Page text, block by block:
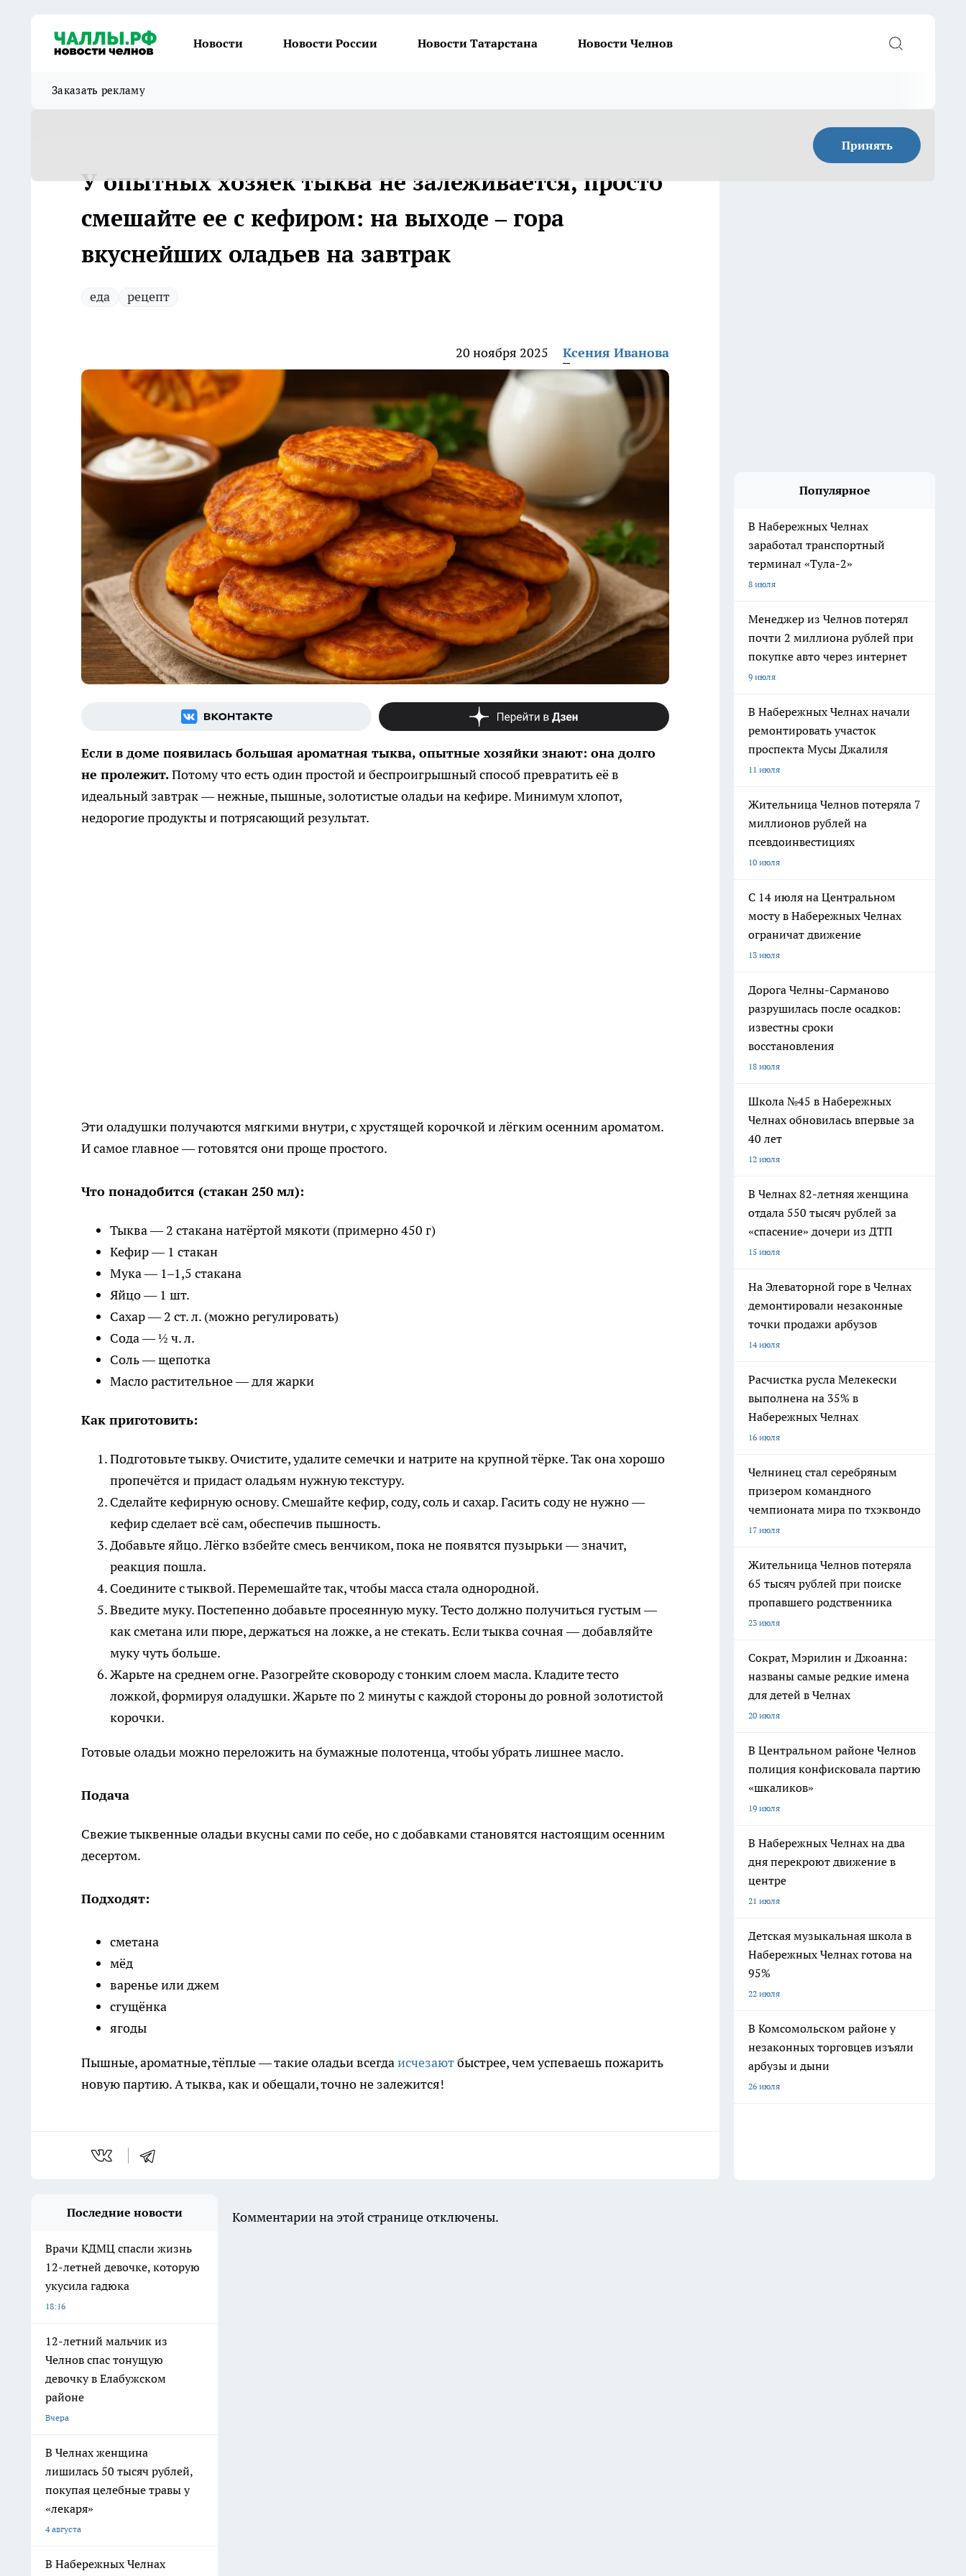
Новости Новости России Новости Татарстана Новости Челнов
Заказать рекламу
Принять
У опытных хозяек тыква не залеживается, просто
смешайте ее с кефиром: на выходе – гора
вкуснейших оладьев на завтрак
еда рецепт
20 ноября 2025 Ксения Иванова
Если в доме появилась большая ароматная тыква, опытные хозяйки знают: она долго
не пролежит.Потому что есть один простой и беспроигрышный способ превратить её в
идеальный завтрак — нежные, пышные, золотистые оладьи на кефире. Минимум хлопот,
недорогие продукты и потрясающий результат.
Эти оладушки получаются мягкими внутри, с хрустящей корочкой и лёгким осенним ароматом.
И самое главное — готовятся они проще простого.
Что понадобится (стакан 250 мл):
Тыква — 2 стакана натёртой мякоти (примерно 450 г)
Кефир — 1 стакан
Мука — 1–1,5 стакана
Яйцо — 1 шт.
Сахар — 2 ст. л. (можно регулировать)
Сода — ½ ч. л.
Соль — щепотка
Масло растительное — для жарки
Как приготовить:
Подготовьте тыкву. Очистите, удалите семечки и натрите на крупной тёрке. Так она хорошо
пропечётся и придаст оладьям нужную текстуру.
Сделайте кефирную основу. Смешайте кефир, соду, соль и сахар. Гасить соду не нужно —
кефир сделает всё сам, обеспечив пышность.
Добавьте яйцо. Лёгко взбейте смесь венчиком, пока не появятся пузырьки — значит,
реакция пошла.
Соедините с тыквой. Перемешайте так, чтобы масса стала однородной.
Введите муку. Постепенно добавьте просеянную муку. Тесто должно получиться густым —
как сметана или пюре, держаться на ложке, а не стекать. Если тыква сочная — добавляйте
муку чуть больше.
Жарьте на среднем огне. Разогрейте сковороду с тонким слоем масла. Кладите тесто
ложкой, формируя оладушки. Жарьте по 2 минуты с каждой стороны до ровной золотистой
корочки.
Готовые оладьи можно переложить на бумажные полотенца, чтобы убрать лишнее масло.
Подача
Свежие тыквенные оладьи вкусны сами по себе, но с добавками становятся настоящим осенним
десертом.
Подходят:
сметана
мёд
варенье или джем
сгущёнка
ягоды
Пышные, ароматные, тёплые — такие оладьи всегдаисчезаютбыстрее, чем успеваешь пожарить
новую партию. А тыква, как и обещали, точно не залежится!
Популярное
В Набережных Челнах
заработал транспортный
терминал «Тула-2»
8 июля
Менеджер из Челнов потерял
почти 2 миллиона рублей при
покупке авто через интернет
9 июля
В Набережных Челнах начали
ремонтировать участок
проспекта Мусы Джалиля
11 июля
Жительница Челнов потеряла 7
миллионов рублей на
псевдоинвестициях
10 июля
С 14 июля на Центральном
мосту в Набережных Челнах
ограничат движение
13 июля
Дорога Челны-Сарманово
разрушилась после осадков:
известны сроки
восстановления
18 июля
Школа №45 в Набережных
Челнах обновилась впервые за
40 лет
12 июля
В Челнах 82-летняя женщина
отдала 550 тысяч рублей за
«спасение» дочери из ДТП
15 июля
На Элеваторной горе в Челнах
демонтировали незаконные
точки продажи арбузов
14 июля
Расчистка русла Мелекески
выполнена на 35% в
Набережных Челнах
16 июля
Челнинец стал серебряным
призером командного
чемпионата мира по тхэквондо
17 июля
Жительница Челнов потеряла
65 тысяч рублей при поиске
пропавшего родственника
23 июля
Сократ, Мэрилин и Джоанна:
названы самые редкие имена
для детей в Челнах
20 июля
В Центральном районе Челнов
полиция конфисковала партию
«шкаликов»
19 июля
В Набережных Челнах на два
дня перекроют движение в
центре
21 июля
Детская музыкальная школа в
Набережных Челнах готова на
95%
22 июля
В Комсомольском районе у
незаконных торговцев изъяли
арбузы и дыни
26 июля
Последние новости
Врачи КДМЦ спасли жизнь
12-летней девочке, которую
укусила гадюка
18:16
12-летний мальчик из
Челнов спас тонущую
девочку в Елабужском
районе
Вчера
В Челнах женщина
лишилась 50 тысяч рублей,
покупая целебные травы у
«лекаря»
4 августа
В Набережных Челнах
Комментарии на этой странице отключены.